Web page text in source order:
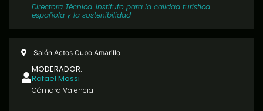
Directora Técnica. Instituto para la calidad turística
española y la sostenibilidad
Salón Actos Cubo Amarillo
MODERADOR:
Rafael Mossi
Cámara Valencia